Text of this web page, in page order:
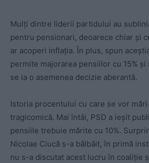
Mulți dintre liderii partidului au
pentru pensionari, deoarece chiar și
ar acoperi inflația. În plus, spun
permite majorarea pensiilor cu 15% și
se ia o asemenea decizie aberantă.
Istoria procentului cu care se vor
tragicomică. Mai întâi, PSD a ieșit
pensiile trebuie mărite cu 10%.
Nicolae Ciucă s-a bâlbâit, în primă
nu s-a discutat acest lucru în coaliție